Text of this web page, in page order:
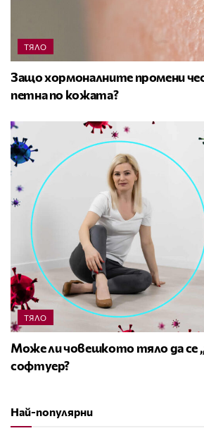
ТЯЛО
Защо хормоналните промени
петна по кожата?
ТЯЛО
Може ли човешкото тяло да се
софтуер?
Най-популярни